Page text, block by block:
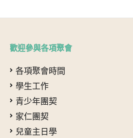
歡迎參與各項聚會
各項聚會時間
學生工作
青少年團契
家仁團契
兒童主日學